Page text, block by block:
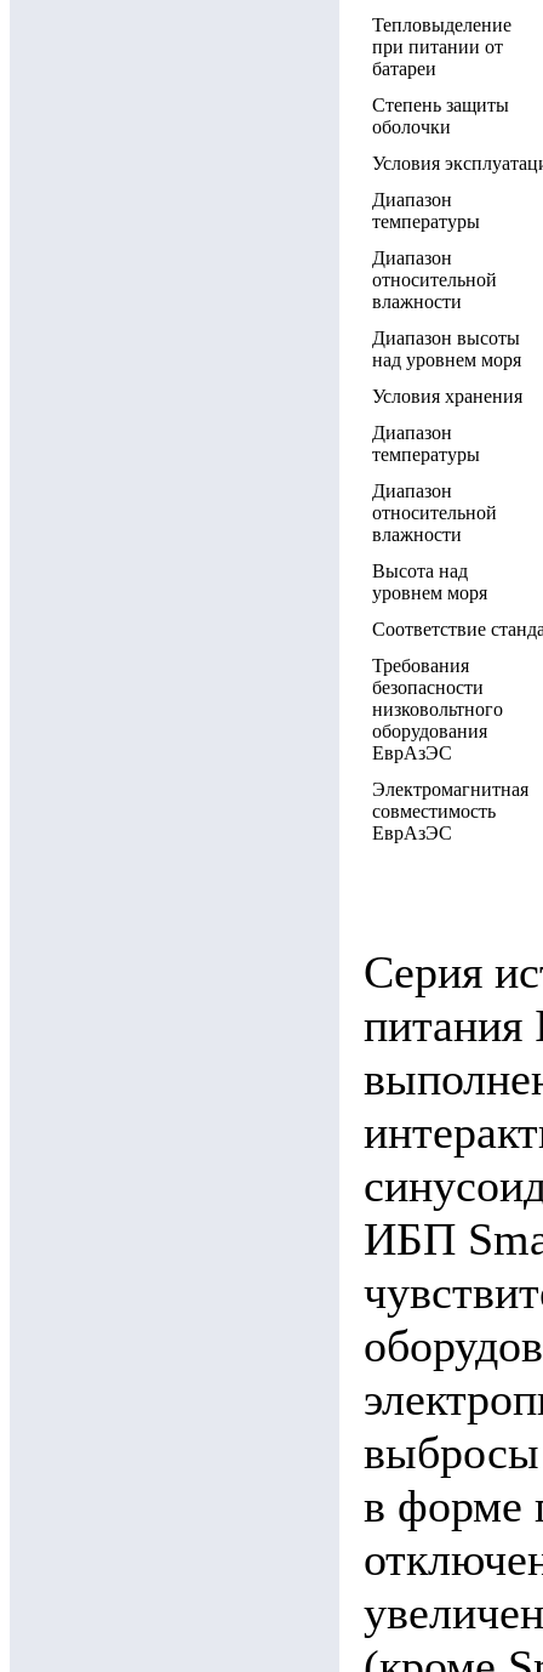
Тепловыделение
при питании от
батареи
Степень защиты
оболочки
Условия
Диапазон
температуры
Диапазон
относительной
влажности
Диапазон высоты
над уровнем моря
Условия хранения
Диапазон
температуры
Диапазон
относительной
влажности
Высота над
уровнем моря
Соответствие
Требования
безопасности
низковольтного
оборудования
ЕврАзЭС
Электромагнитная
совместимость
ЕврАзЭС
Серия
ИБП
выбросы
в форме